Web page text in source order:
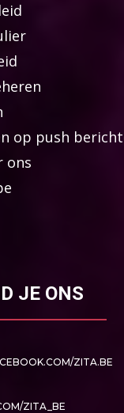
op push
ons
JE ONS
ZITA.BE
ZITA_BE